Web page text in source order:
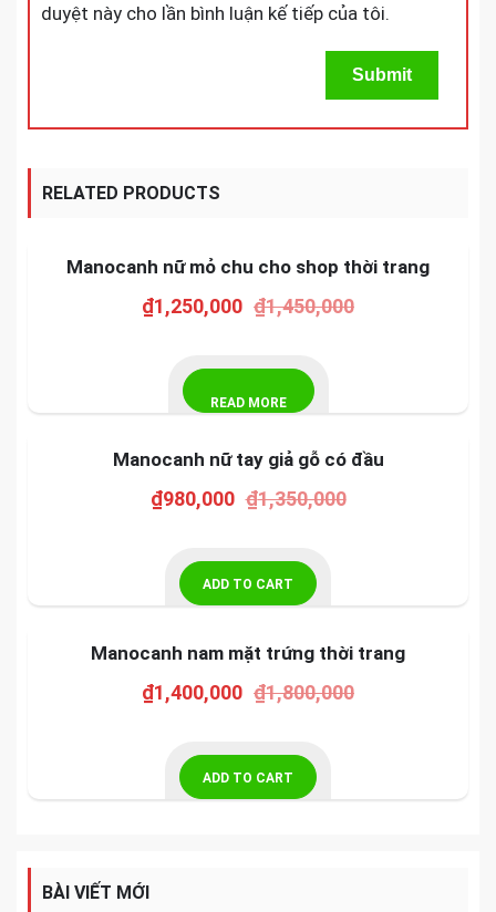
duyệt này cho lần bình luận kế tiếp của tôi.
RELATED PRODUCTS
Manocanh nữ mỏ chu cho shop thời trang
₫1,450,000
₫1,250,000
READ MORE
Manocanh nữ tay giả gỗ có đầu
₫1,350,000
₫980,000
ADD TO CART
Manocanh nam mặt trứng thời trang
₫1,800,000
₫1,400,000
ADD TO CART
BÀI VIẾT MỚI